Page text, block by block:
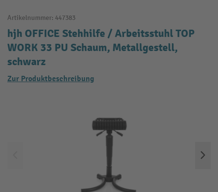
Artikelnummer: 447383
hjh OFFICE Stehhilfe / Arbeitsstuhl TOP
WORK 33 PU Schaum, Metallgestell,
schwarz
Zur Produktbeschreibung